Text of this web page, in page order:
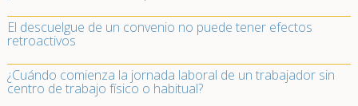
El descuelgue de un convenio no puede tener efectos
retroactivos
¿Cuándo comienza la jornada laboral de un trabajador sin
centro de trabajo físico o habitual?